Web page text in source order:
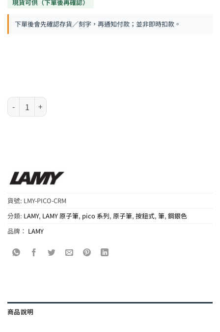
下單後會先確認存貨／刻字，再通知付款；並非即時扣款。
LAMY pico系列 - 亮鋼色伸縮原子筆 數量
貨號: LMY-PICO-CRM
分類: LAMY, LAMY 原子筆, pico 系列, 原子筆, 按鈕式, 筆, 鋼銀色
品牌： LAMY
商品說明